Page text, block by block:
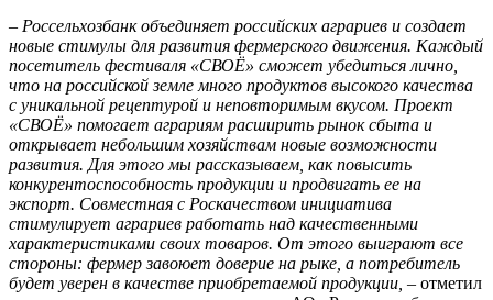
– Россельхозбанк объединяет российских аграриев и создает
новые стимулы для развития фермерского движения. Каждый
посетитель фестиваля «СВОЁ» сможет убедиться лично,
что на российской земле много продуктов высокого качества
с уникальной рецептурой и неповторимым вкусом. Проект
«СВОЁ» помогает аграриям расширить рынок сбыта и
открывает небольшим хозяйствам новые возможности
развития. Для этого мы рассказываем, как повысить
конкурентоспособность продукции и продвигать ее на
экспорт. Совместная с Роскачеством инициатива
стимулирует аграриев работать над качественными
характеристиками своих товаров. От этого выиграют все
стороны: фермер завоюет доверие на рыке, а потребитель
будет уверен в качестве приобретаемой продукции, ‒ отметил